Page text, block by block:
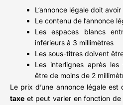
L’annonce légale doit
Le contenu de l’annonce
Les espaces blancs
inférieurs à 3 millimètres
Les sous-titres doivent
Les interlignes après
être de moins de 2
Le prix d’une annonce légale est
taxe et peut varier en fonction de